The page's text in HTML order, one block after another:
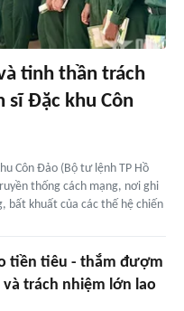
tinh thần trách
sĩ Đặc khu Côn
Côn Đảo (Bộ tư lệnh TP Hồ
thống cách mạng, nơi ghi
bất khuất của các thế hệ chiến
tiền tiêu - thắm đượm
trách nhiệm lớn lao